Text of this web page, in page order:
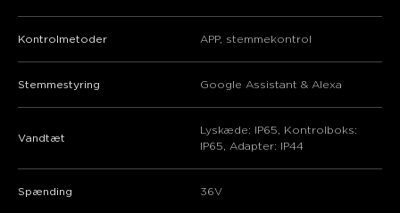
Kontrolmetoder APP, stemmekontrol
Stemmestyring Google Assistant & Alexa
Vandtæt
Lyskæde: IP65, Kontrolboks:
IP65, Adapter: IP44
Spænding 36V